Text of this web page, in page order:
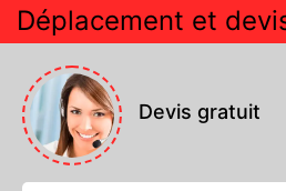
Déplacement et
Devis gratuit